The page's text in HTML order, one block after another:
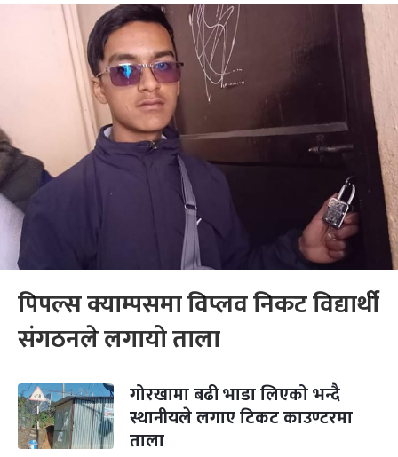
पिपल्स क्याम्पसमा विप्लव निकट विद्यार्थी
संगठनले लगायो ताला
गोरखामा बढी भाडा लिएको भन्दै
स्थानीयले लगाए टिकट काउण्टरमा
ताला